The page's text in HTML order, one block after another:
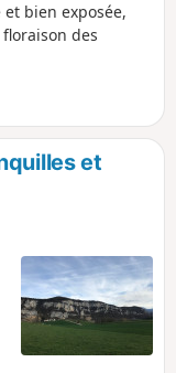
bien exposée,
des
et